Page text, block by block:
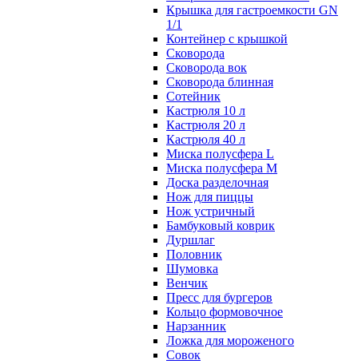
Крышка для гастроемкости GN
1/1
Контейнер с крышкой
Сковорода
Сковорода вок
Сковорода блинная
Сотейник
Кастрюля 10 л
Кастрюля 20 л
Кастрюля 40 л
Миска полусфера L
Миска полусфера M
Доска разделочная
Нож для пиццы
Нож устричный
Бамбуковый коврик
Дуршлаг
Половник
Шумовка
Венчик
Пресс для бургеров
Кольцо формовочное
Нарзанник
Ложка для мороженого
Совок